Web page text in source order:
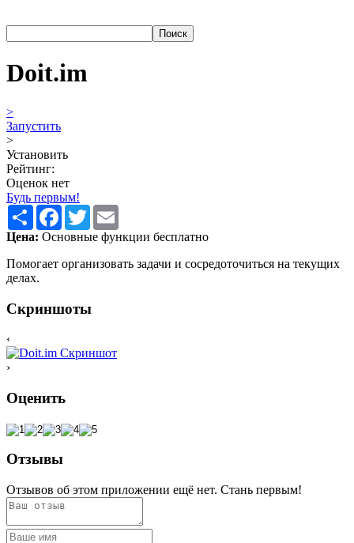
Doit.im
>
Запустить
>
Установить
Рейтинг:
Оценок нет
Будь первым!
Share Facebook
Twitter
Цена: Основные функции бесплатно
Помогает организовать задачи и сосредоточиться на текущих
делах.
Скриншоты
‹
›
Оценить
Отзывы
Отзывов об этом приложении ещё нет. Стань первым!